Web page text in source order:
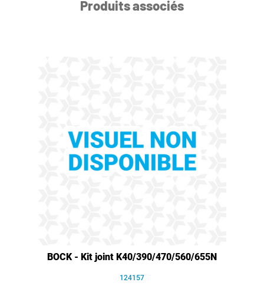
Produits associés
BOCK - Kit joint K40/390/470/560/655N
124157